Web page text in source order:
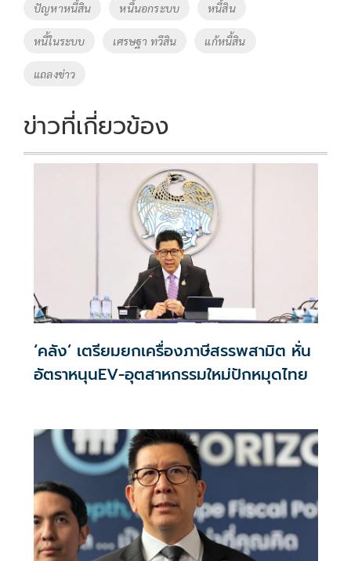
k k
ปัญหาหนี้สิน หนี้นอกระบบ หนี้สิน
หนี้ในระบบ เศรษฐา ทวีสิน แก้หนี้สิน
แถลงข่าว
ข่าวที่เกี่ยวข้อง
‘คลัง’ เตรียมยกเครื่องภาษีสรรพสามิต หั่น
อัตราหนุนEV-อุตสาหกรรมใหม่ปักหมุดไทย